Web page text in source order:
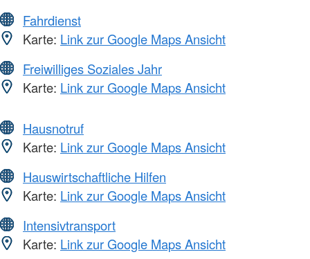
Fahrdienst
Karte: Link zur Google Maps Ansicht
Freiwilliges Soziales Jahr
Karte: Link zur Google Maps Ansicht
Hausnotruf
Karte: Link zur Google Maps Ansicht
Hauswirtschaftliche Hilfen
Karte: Link zur Google Maps Ansicht
Intensivtransport
Karte: Link zur Google Maps Ansicht